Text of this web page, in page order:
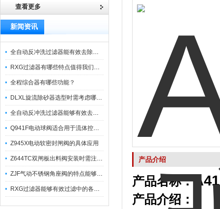
查看更多
新闻资讯
全自动反冲洗过滤器能有效去除过滤介质上的杂质
RXG过滤器有哪些特点值得我们选择？
全程综合器有哪些功能？
DLXL旋流除砂器选型时需考虑哪些因素？
全自动反冲洗过滤器能够有效去除不同粒径的固体杂
Q941F电动球阀适合用于流体控制需要迅速反应的场合
Z945X电动软密封闸阀的具体应用
Z644TC双闸板出料阀安装时需注意哪些事项？
ZJF气动不锈钢角座阀的特点能够稳定地控制介质流量
RXG过滤器能够有效过滤中的各种杂质
产品介绍
产品名称：
产品介绍：